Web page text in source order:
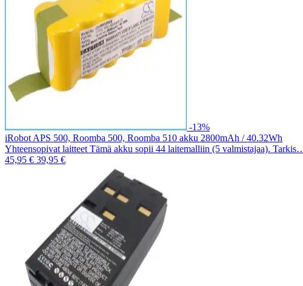
-13%
iRobot APS 500, Roomba 500, Roomba 510 akku 2800mAh / 40.32Wh
Yhteensopivat laitteet Tämä akku sopii 44 laitemalliin (5 valmistajaa).
45,95 € 39,95 €